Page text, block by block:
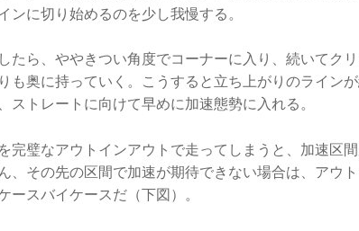
ンに切り始めるのを少し我慢する。
たら、ややきつい角度でコーナーに入り、続いてク
も奥に持っていく。こうすると立ち上がりのライン
ストレートに向けて早めに加速態勢に入れる。
完璧なアウトインアウトで走ってしまうと、加速区
、その先の区間で加速が期待できない場合は、アウ
ースバイケースだ（下図）。